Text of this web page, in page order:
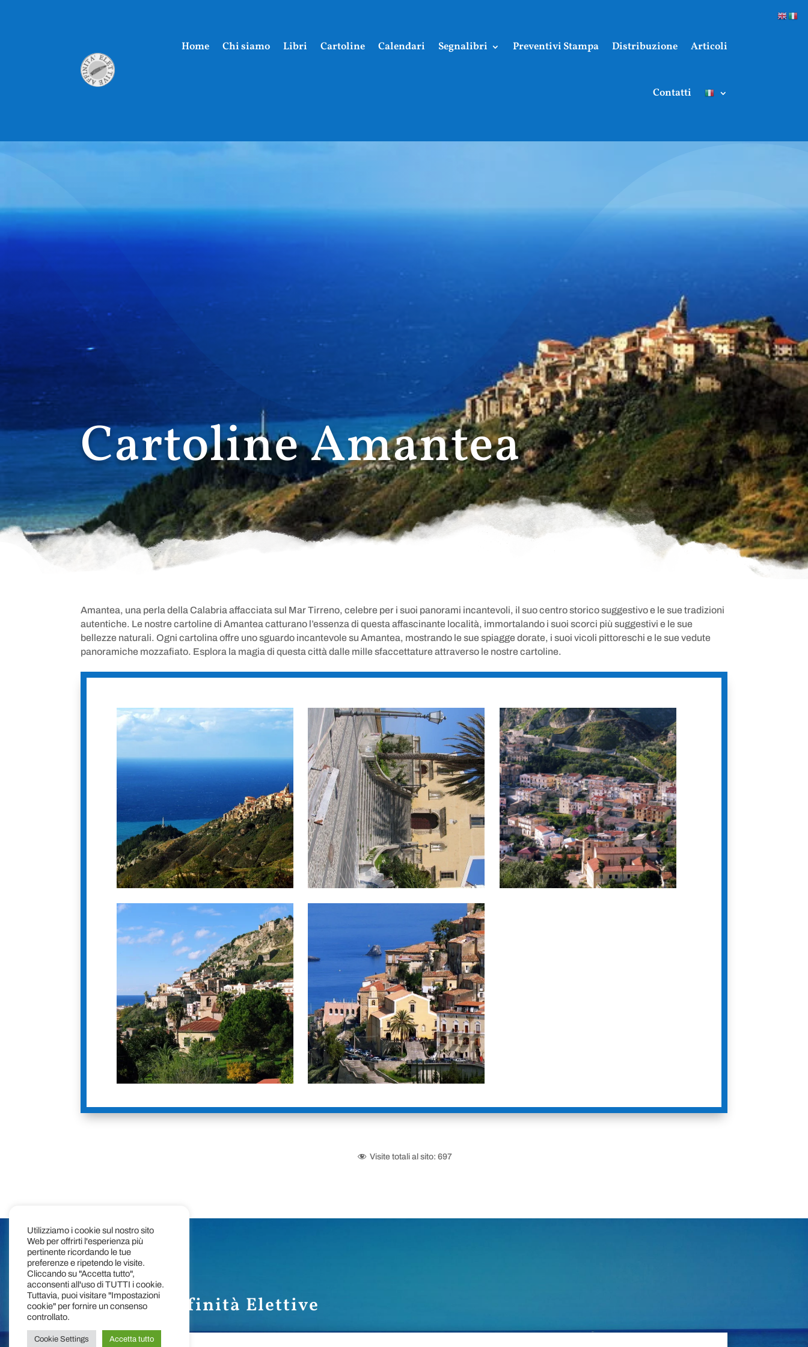
Home Chi siamo Libri Cartoline Calendari Segnalibri Preventivi Stampa Distribuzione Articoli
Contatti
Cartoline Amantea
Amantea, una perla della Calabria affacciata sul Mar Tirreno, celebre per i suoi panorami incantevoli, il suo centro storico suggestivo e le sue tradizioni
autentiche. Le nostre cartoline di Amantea catturano l’essenza di questa affascinante località, immortalando i suoi scorci più suggestivi e le sue
bellezze naturali. Ogni cartolina offre uno sguardo incantevole su Amantea, mostrando le sue spiagge dorate, i suoi vicoli pittoreschi e le sue vedute
panoramiche mozzafiato. Esplora la magia di questa città dalle mille sfaccettature attraverso le nostre cartoline.
Visite totali al sito: 697
Edizioni Affinità Elettive
Utilizziamo i cookie sul nostro sito
Web per offrirti l'esperienza più
pertinente ricordando le tue
preferenze e ripetendo le visite.
Cliccando su "Accetta tutto",
acconsenti all'uso di TUTTI i cookie.
Tuttavia, puoi visitare "Impostazioni
cookie" per fornire un consenso
controllato.
Cookie Settings Accetta tutto